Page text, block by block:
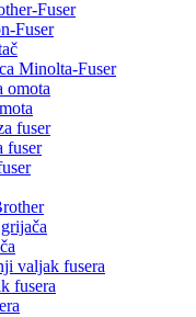
Fuser
Fuser
Minolta-Fuser
omota
fuser
fuser
valjak fusera
fusera